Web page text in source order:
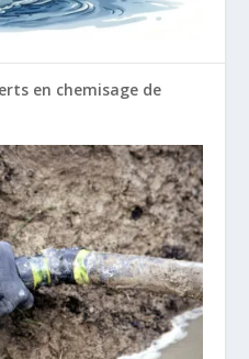
en chemisage de